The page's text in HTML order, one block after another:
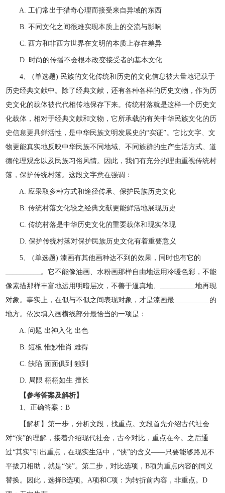
A. 工们常出于猎奇心理而接受来自异域的东西
B. 不同文化之间很难实现本质上的交流与影响
C. 西方和非西方世界在文明的本质上存在差异
D. 时尚的传播不会根本改变接受者的基本文化
4、 (单选题) 民族的文化传统和历史的文化信息被大量地记载于
历史经典文献中。除了经典文献，还有各种各样的历史文物，作为历
史文化的载体被代代相传地保存下来。传统村落就是这样一个历史文
化载体，相对于经典文献和文物，它所承载的有关中华民族文化的历
史信息更具鲜活性，是中华民族文明发展史的“实证”。它比文字、文
物更能真实地反映中华民族不同地域、不同族群的生产生活方式、道
德伦理观念以及民族习俗风情。因此，我们有充分的理由重视传统村
落，保护传统村落。这段文字意在强调：
A. 应采取多种方式和途径传承、保护民族历史文化
B. 传统村落文化较之经典文献更能鲜活地展现历史
C. 传统村落是中华历史文化的重要载体和现实体现
D. 保护传统村落对保护民族历史文化有着重要意义
5、 (单选题) 漆画有其他画种达不到的效果，同时也有它的
__________。它不能像油画、水粉画那样自由地运用冷暖色彩，不能
像素描那样丰富地运用明暗层次，不善于逼真地、__________地再现
对象。事实上，在似与不似之间表现对象，才是漆画最__________的
地方。依次填入画横线部分最恰当的一项是：
A. 问题 出神入化 出色
B. 短板 惟妙惟肖 难得
C. 缺陷 面面俱到 独到
D. 局限 栩栩如生 擅长
【参考答案及解析】
1、正确答案：B
【解析】第一步，分析文段，找重点。文段首先介绍古代社会
对“侠”的理解，接着介绍现代社会，古今对比，重点在今。之后通
过“其实”引出重点，在现实生活中，“侠”的含义——只要能够路见不
平拔刀相助，就是“侠”。第二步，对比选项，B项为重点内容的同义
替换。因此，选择B选项。A项和C项：为转折前内容，非重点。D